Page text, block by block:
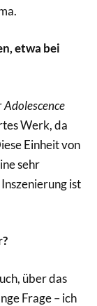
etwa bei
Adolescence
Werk, da
Einheit von
sehr
ist
über das
Frage – ich